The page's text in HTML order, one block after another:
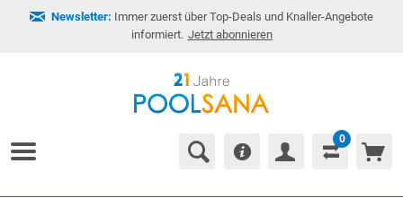
Newsletter: Immer zuerst über Top-Deals und Knaller-Angebote
informiert. Jetzt abonnieren
0